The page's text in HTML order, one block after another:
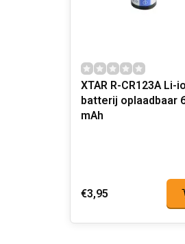
XTAR R-CR123A Li-
batterij oplaadbaar
mAh
€3,95